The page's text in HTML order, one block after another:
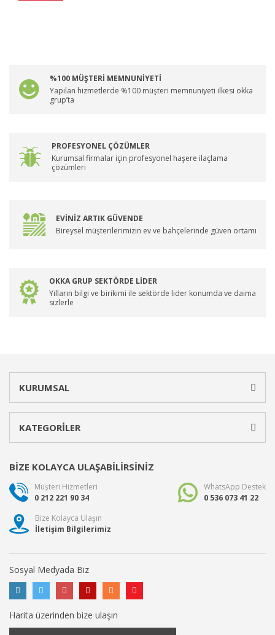
%100 MÜŞTERİ MEMNUNİYETİ
Yapılan hizmetlerde %100 müşteri memnuniyeti ilkesi okka
grup’ta
PROFESYONEL ÇÖZÜMLER
Kurumsal firmalar için profesyonel haşere ilaçlama
çözümleri
EVİNİZ ARTIK GÜVENDE
Bireysel müşterilerimizin ev ve bahçelerinde güven ortamı
OKKA GRUP SEKTÖRDE LİDER
Yılların bilgi ve birikimi ile sektörde lider konumda ve daima
sizlerle
KURUMSAL
KATEGORİLER
BİZE KOLAYCA ULAŞABİLİRSİNİZ
Müşteri Hizmetleri
0 212 221 90 34
WhatsApp Destek
0 536 073 41 22
Bize Kolayca Ulaşın
İletişim Bilgilerimiz
Sosyal Medyada Biz
Harita üzerinden bize ulaşın